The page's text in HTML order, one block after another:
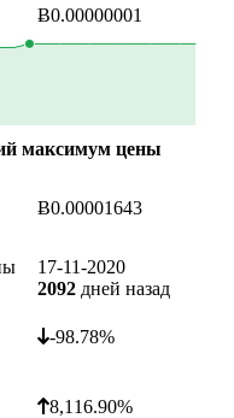
Ƀ0.00000001
максимум цены
Ƀ0.00001643
17-11-2020
2092 дней назад
-98.78%
8,116.90%